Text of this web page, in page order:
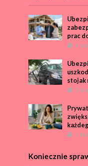
prac
4
stojak
2
3
Koniecznie